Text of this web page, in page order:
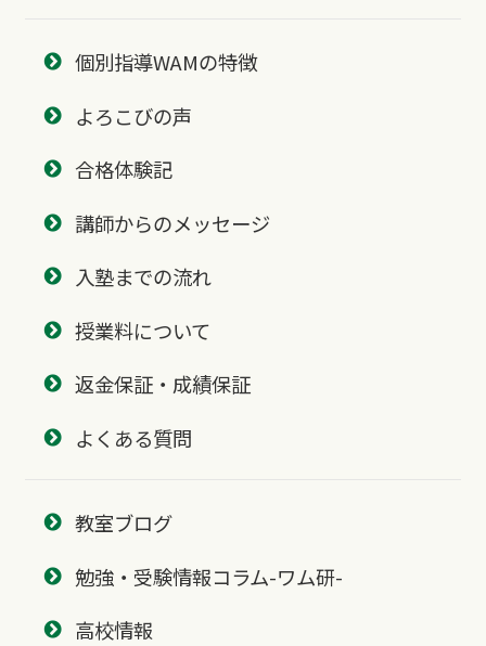
個別指導WAMの特徴
よろこびの声
合格体験記
講師からのメッセージ
入塾までの流れ
授業料について
返金保証・成績保証
よくある質問
教室ブログ
勉強・受験情報コラム-ワム研-
高校情報